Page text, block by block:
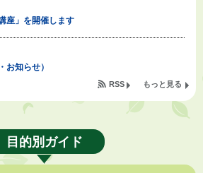
座」を開催します
お知らせ）
償提供者募集
ターセッション最優秀賞を受賞しました！
もっと見る
RSS
目的別ガイド